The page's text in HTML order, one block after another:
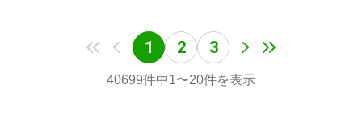
にご相談ください。ご来所がむずかしい方には、出
張訪問やオンラインでのご相談も行っております。
1 2 3
40699件中1〜20件を表示